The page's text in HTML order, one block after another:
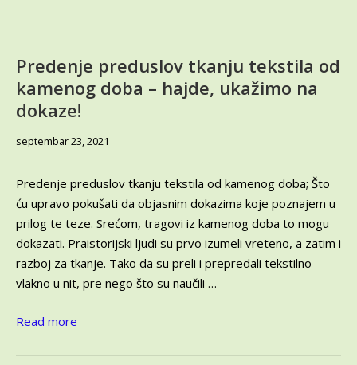
Predenje preduslov tkanju tekstila od
kamenog doba – hajde, ukažimo na
dokaze!
septembar 23, 2021
Predenje preduslov tkanju tekstila od kamenog doba; Što
ću upravo pokušati da objasnim dokazima koje poznajem u
prilog te teze. Srećom, tragovi iz kamenog doba to mogu
dokazati. Praistorijski ljudi su prvo izumeli vreteno, a zatim i
razboj za tkanje. Tako da su preli i prepredali tekstilno
vlakno u nit, pre nego što su naučili …
Read more